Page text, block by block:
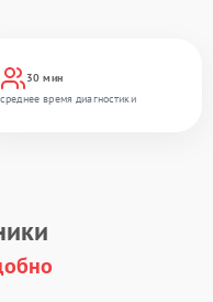
30 мин
среднее время диагностики